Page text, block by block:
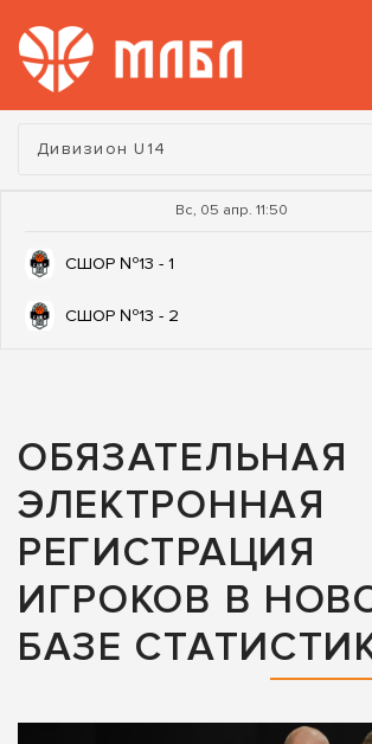
Турнир:
Дивизион U14
Вс, 05 апр. 11:50
СШОР №13 - 1
СШОР №13 - 2
ОБЯЗАТЕЛЬНАЯ
ЭЛЕКТРОННАЯ
РЕГИСТРАЦИЯ
ИГРОКОВ В
БАЗЕ